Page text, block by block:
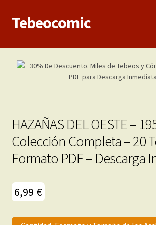
Ir
Ir
al
Tebeocomic
Inicio
Adultos
Porno 3D
Inéditas
HAZAÑAS DEL OESTE –
Colección Completa – 20
Formato PDF – Descarga
6,99 €